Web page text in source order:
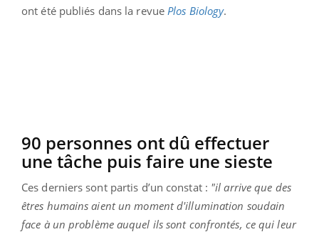
ont été publiés dans la revue Plos Biology.
90 personnes ont dû effectuer
une tâche puis faire une sieste
Ces derniers sont partis d’un constat : "il arrive que des
êtres humains aient un moment d'illumination soudain
face à un problème auquel ils sont confrontés, ce qui leur